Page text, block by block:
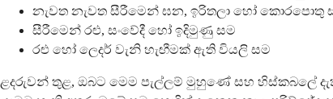
නැවත නැවත සීරීමෙන් ඝන, ඉරිතලා හෝ කොරපොතු
සීරීමෙන් රළු, සංවේදී හෝ ඉදිමුණු සම
රළු හෝ ලෙදර් වැනි හැඟීමක් ඇති වියලි සම
ළදරුවන් තුළ, ඔබට මෙම පැල්ලම් මුහුණේ සහ හිස්කබලේ